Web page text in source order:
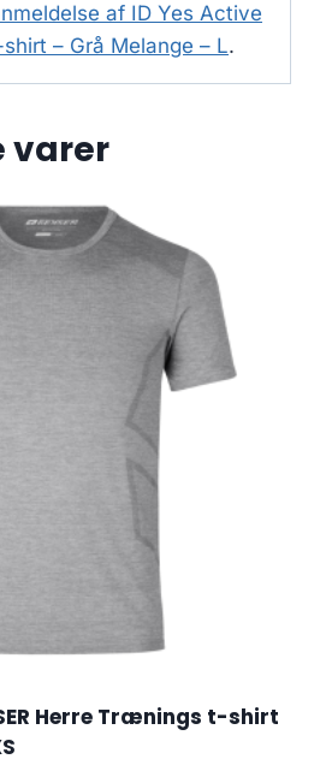
af ID Yes Active
– Grå Melange – L.
varer
Herre Trænings t-shirt